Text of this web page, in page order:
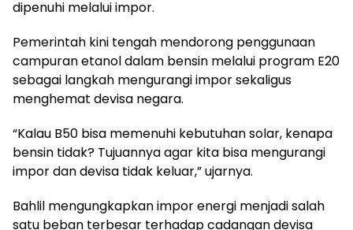
dipenuhi melalui impor.
Pemerintah kini tengah mendorong penggunaan
campuran etanol dalam bensin melalui program E20
sebagai langkah mengurangi impor sekaligus
menghemat devisa negara.
“Kalau B50 bisa memenuhi kebutuhan solar, kenapa
bensin tidak? Tujuannya agar kita bisa mengurangi
impor dan devisa tidak keluar,” ujarnya.
Bahlil mengungkapkan impor energi menjadi salah
satu beban terbesar terhadap cadangan devisa